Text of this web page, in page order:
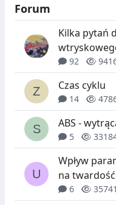
Forum
Kilka pytań
92
Czas cyklu
14
ABS -
5
Wpływ
na
6 35741